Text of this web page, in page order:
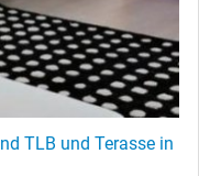
TLB und Terasse in